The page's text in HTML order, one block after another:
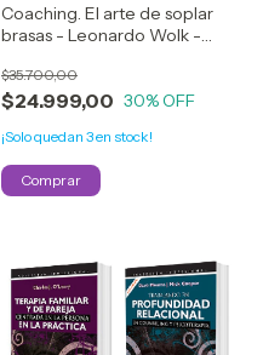
Coaching. El arte de soplar
brasas - Leonardo Wolk -
$24.999,00
$35.700,00
30% OFF
¡Solo quedan 3en stock!